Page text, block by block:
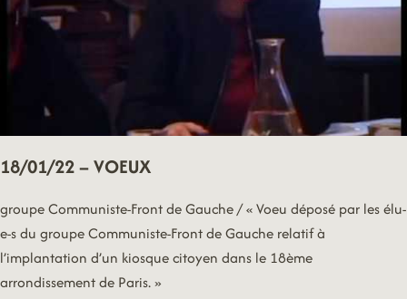
18/01/22 – VOEUX
groupe Communiste-Front de Gauche / « Voeu déposé par les élu-
e-s du groupe Communiste-Front de Gauche relatif à
l’implantation d’un kiosque citoyen dans le 18ème
arrondissement de Paris. »